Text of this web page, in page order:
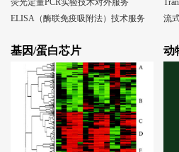
荧光定量PCR实验技术对外服务
ELISA（酶联免疫吸附法）技术服务
流
基因/蛋白芯片 动